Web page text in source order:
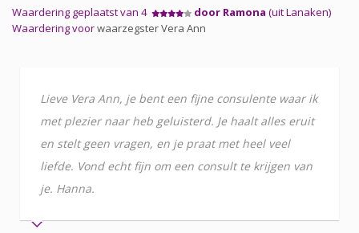
Waardering geplaatst van 4 door Ramona (uit Lanaken)
Waardering voorwaarzegster Vera Ann
Lieve Vera Ann, je bent een fijne consulente waar ik
met plezier naar heb geluisterd. Je haalt alles eruit
en stelt geen vragen, en je praat met heel veel
liefde. Vond echt fijn om een consult te krijgen van
je. Hanna.